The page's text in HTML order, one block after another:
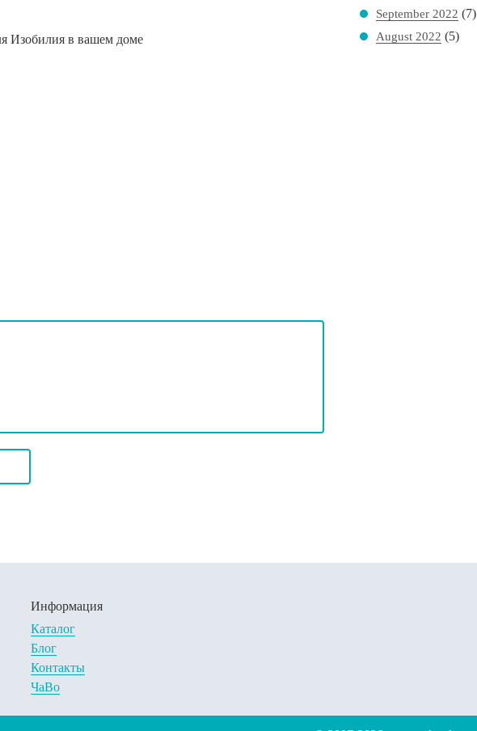
Изобилия в вашем доме
September 2022 (7)
August 2022 (5)
Информация
Каталог
Блог
Контакты
ЧаВо